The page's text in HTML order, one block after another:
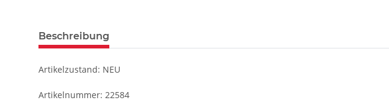
Beschreibung
Artikelzustand: NEU
Artikelnummer: 22584